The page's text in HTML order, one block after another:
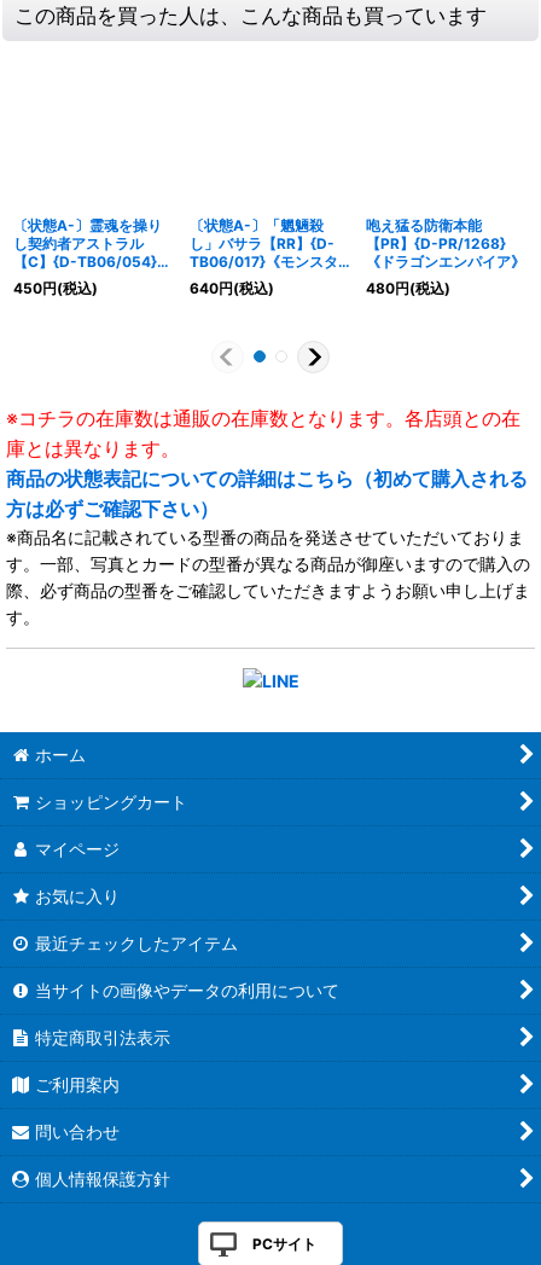
この商品を買った人は、こんな商品も買っています
〔状態A-〕霊魂を操り
し契約者アストラル
【C】{D-TB06/054}
《モンスターストライ
ク》
450円(税込)
〔状態A-〕「魍魎殺
し」バサラ【RR】{D-
TB06/017}《モンスタ
ーストライク》
640円(税込)
咆え猛る防衛本能
【PR】{D-PR/1268}
《ドラゴンエンパイア》
480円(税込)
※コチラの在庫数は通販の在庫数となります。各店頭との在
庫とは異なります。
商品の状態表記についての詳細はこちら（初めて購入される
方は必ずご確認下さい）
※商品名に記載されている型番の商品を発送させていただいておりま
す。一部、写真とカードの型番が異なる商品が御座いますので購入の
際、必ず商品の型番をご確認していただきますようお願い申し上げま
す。
ホーム
ショッピングカート
マイページ
お気に入り
最近チェックしたアイテム
当サイトの画像やデータの利用について
特定商取引法表示
ご利用案内
問い合わせ
個人情報保護方針
PCサイト